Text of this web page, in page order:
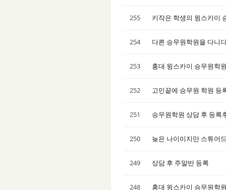
255 키작은 학생의 윙스카이
254 다른 승무원학원을 다니
253 홍대 윙스카이 승무원학
252 고민끝에 승무원 학원 등
251 승무원학원 상담 후 등록
250 늦은 나이이지만 스튜어
249 상담 후 주말반 등록
248 홍대 윙스카이 승무원학